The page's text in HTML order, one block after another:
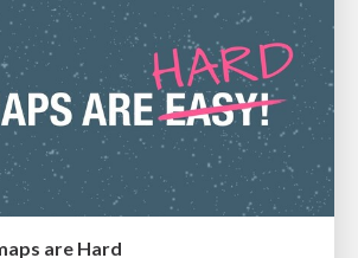
are Hard